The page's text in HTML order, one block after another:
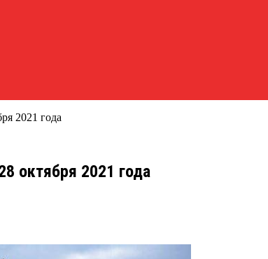
2021 года
октября 2021 года